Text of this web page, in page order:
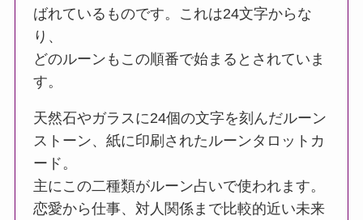
ばれているものです。これは24文字からな
り、
どのルーンもこの順番で始まるとされていま
す。
天然石やガラスに24個の文字を刻んだルーン
ストーン、紙に印刷されたルーンタロットカ
ード。
主にこの二種類がルーン占いで使われます。
恋愛から仕事、対人関係まで比較的近い未来